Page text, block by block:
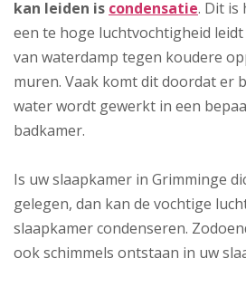
kan leiden is condensatie. Dit is
een te hoge luchtvochtigheid
van waterdamp tegen koudere
muren. Vaak komt dit doordat er
water wordt gewerkt in een
badkamer.
Is uw slaapkamer in Grimminge
gelegen, dan kan de vochtige
slaapkamer condenseren.
ook schimmels ontstaan in uw